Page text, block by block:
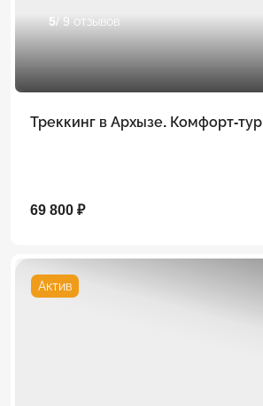
5/ 9 отзывов
Треккинг в Архызе. Комфорт-тур
69 800 ₽
Актив